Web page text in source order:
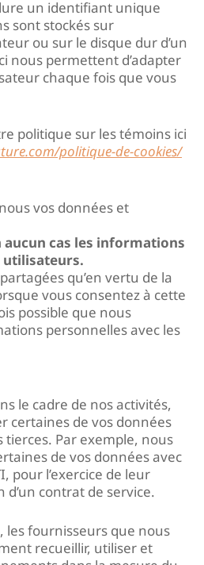
un identifiant unique
sont stockés sur
ou sur le disque dur d’un
nous permettent d’adapter
chaque fois que vous
politique sur les témoins ici
politique-de-cookies/
vos données et
aucun cas les informations
utilisateurs.
qu’en vertu de la
vous consentez à cette
possible que nous
personnelles avec les
le cadre de nos activités,
certaines de vos données
tierces. Par exemple, nous
de vos données avec
pour l’exercice de leur
d’un contrat de service.
les fournisseurs que nous
recueillir, utiliser et